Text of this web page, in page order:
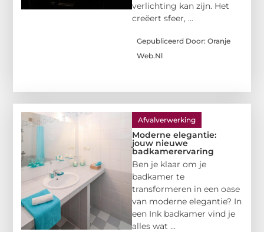
verlichting kan zijn. Het
creëert sfeer, ...
Gepubliceerd Door: Oranje
Web.nl
Afvalverwerking
Moderne elegantie:
jouw nieuwe
badkamerervaring
Ben je klaar om je
badkamer te
transformeren in een oase
van moderne elegantie? In
een Ink badkamer vind je
alles wat ...